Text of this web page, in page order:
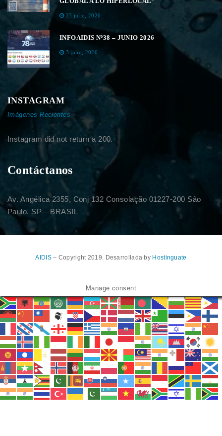
23 julio, 2026
INFOAIDIS Nº38 – JUNIO 2026
3 julio, 2026
INSTAGRAM
Imágenes Recientes
Instagram did not return a 200.
Contáctanos
Av. Angélica 2355, Conj 132 Consolação 01227-200 São
Paulo, SP – BRASIL
AIDIS– Copyright 2019. Desarrollada by Hostinguate
Manage consent